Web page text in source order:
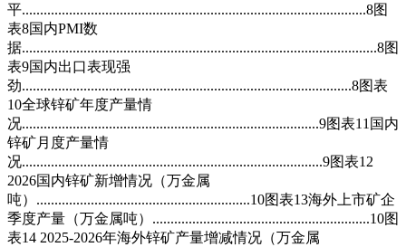
平...............................................................................................8图
表8国内PMI数
据..................................................................................................8图
表9国内出口表现强
劲...........................................................................................8图表
10全球锌矿年度产量情
况..................................................................................9图表11国内
锌矿月度产量情
况...................................................................................9图表12
2026国内锌矿新增情况（万金属
吨）...........................................................10图表13海外上市矿企
季度产量（万金属吨）............................................................10图
表14 2025-2026年海外锌矿产量增减情况（万金属